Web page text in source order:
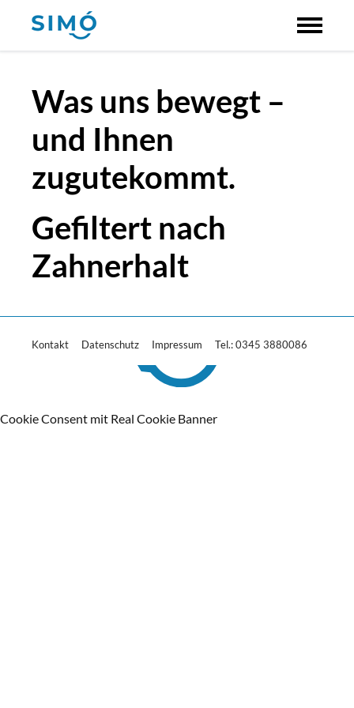
Was uns bewegt –
und Ihnen
zugutekommt.
Gefiltert nach
Zahnerhalt
Kontakt Datenschutz Impressum Tel.: 0345 3880086
Cookie Consent mit Real Cookie Banner